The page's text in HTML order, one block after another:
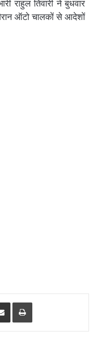
राहुल तिवारी ने बुधवार
ऑटो चालकों से आदेशों